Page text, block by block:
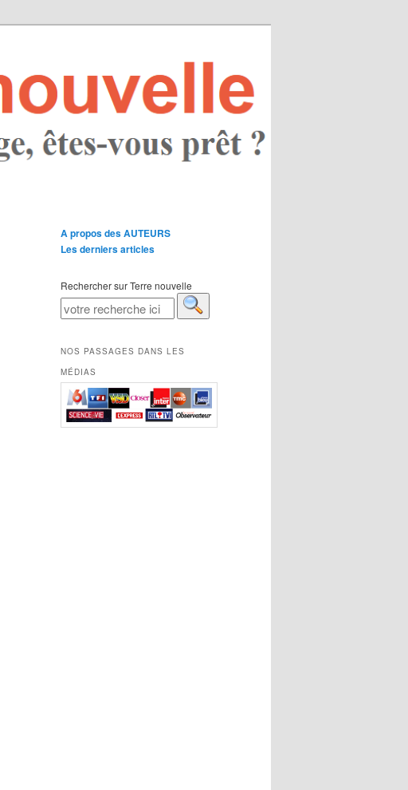
A propos des AUTEURS
Les derniers articles
Rechercher sur Terre nouvelle
NOS PASSAGES DANS LES
MÉDIAS